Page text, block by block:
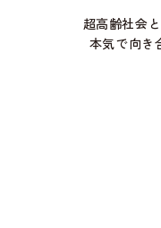
超高齢社会
本気で向き